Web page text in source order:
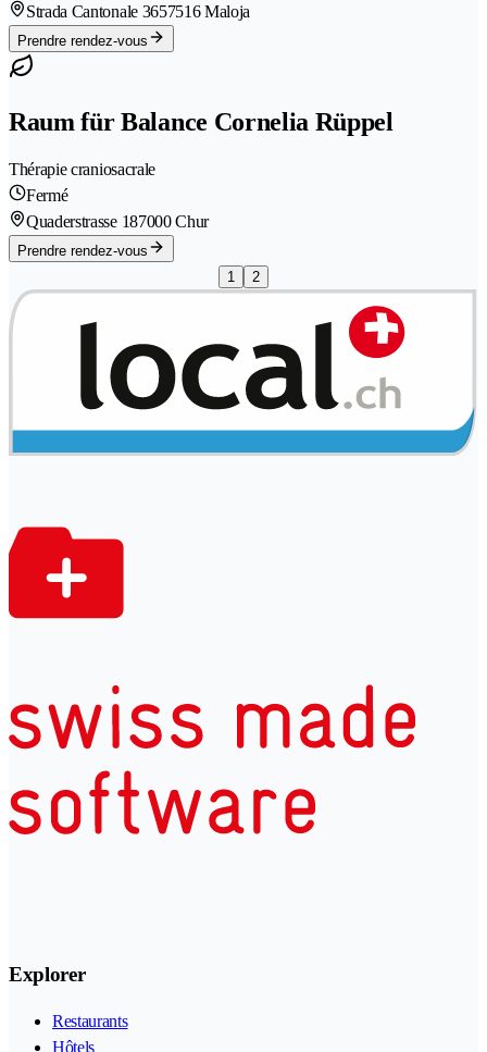
Strada Cantonale 3657516 Maloja
Prendre rendez-vous
Raum für Balance Cornelia Rüppel
Thérapie craniosacrale
Fermé
Quaderstrasse 187000 Chur
Prendre rendez-vous
1
2
Explorer
Restaurants
Hôtels